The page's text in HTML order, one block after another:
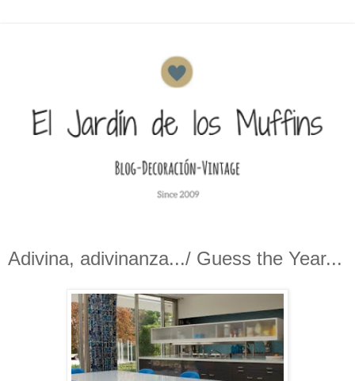
Adivina, adivinanza.../ Guess the Year...